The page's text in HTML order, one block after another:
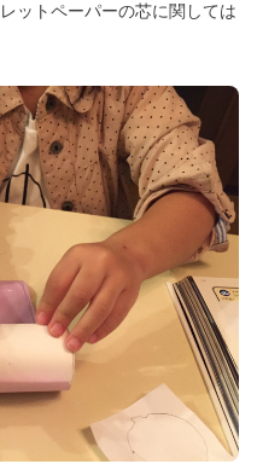
ットペーパーの芯に関しては